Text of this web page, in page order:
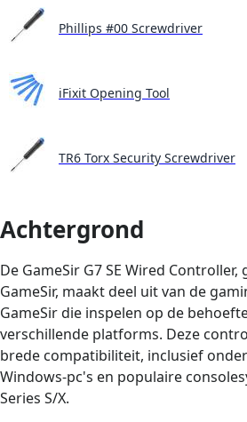
Phillips #00 Screwdriver
iFixit Opening Tool
TR6 Torx Security Screwdriver
Achtergrond
De GameSir G7 SE Wired
GameSir, maakt deel uit van de
GameSir die inspelen op de
verschillende platforms. Deze
brede compatibiliteit, inclusief
Windows-pc's en populaire
Series S/X.